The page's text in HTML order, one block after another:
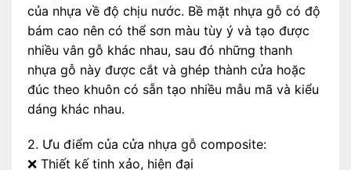
của nhựa về độ chịu nước. Bề mặt nhựa gỗ có độ
bám cao nên có thể sơn màu tùy ý và tạo được
nhiều vân gỗ khác nhau, sau đó những thanh
nhựa gỗ này được cắt và ghép thành cửa hoặc
đúc theo khuôn có sẵn tạo nhiều mẫu mã và kiểu
dáng khác nhau.
2. Ưu điểm của cửa nhựa gỗ composite:
❌ Thiết kế tinh xảo, hiện đại